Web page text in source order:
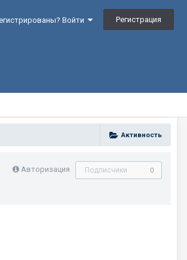
Войти Регистрация
Активность
Авторизация Подписчики 0